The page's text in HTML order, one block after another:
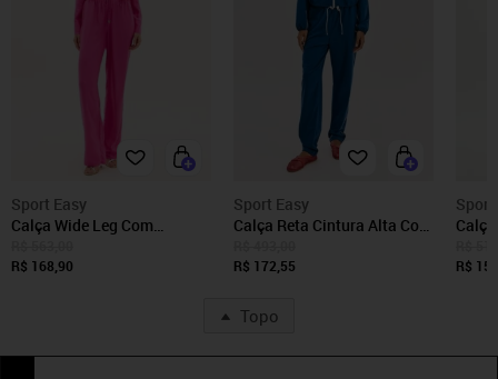
Sport Easy
Calça Wide Leg Com
R$ 168,90
Sport Easy
Calça Reta Cintura Alta Com
R$ 172,55
Sport
R$
Topo